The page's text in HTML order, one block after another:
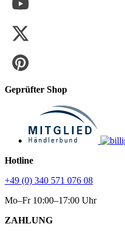
Geprüfter Shop
Hotline
+49 (0) 340 571 076 08
Mo–Fr 10:00–17:00 Uhr
ZAHLUNG